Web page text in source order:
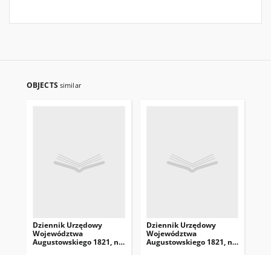
OBJECTS similar
Dziennik Urzędowy
Województwa
Augustowskiego 1821, nr
Dziennik Urzędowy
Województwa
Augustowskiego 1821, nr